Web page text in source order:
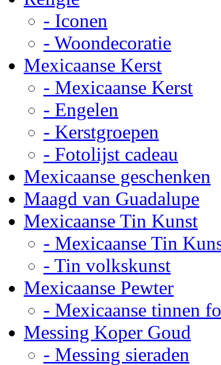
- Iconen
- Woondecoratie
Mexicaanse Kerst
- Mexicaanse Kerst
- Engelen
- Kerstgroepen
- Fotolijst cadeau
Mexicaanse geschenken
Maagd van Guadalupe
Mexicaanse Tin Kunst
- Mexicaanse Tin
- Tin volkskunst
Mexicaanse Pewter
- Mexicaanse tinnen
Messing Koper Goud
- Messing sieraden